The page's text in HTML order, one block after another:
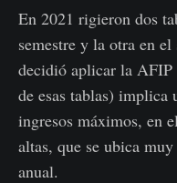
En 2021 rigieron dos
semestre y la otra en
decidió aplicar la AFIP
de esas tablas) implica
ingresos máximos, en
altas, que se ubica
anual.